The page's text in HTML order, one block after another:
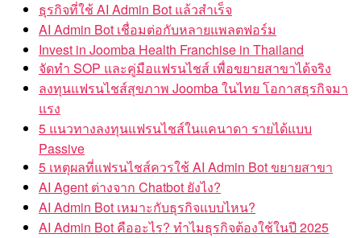
ธุรกิจที่ใช้ AI Admin Bot แล้วสำเร็จ
AI Admin Bot เชื่อมต่อกับหลายแพลตฟอร์ม
Invest in Joomba Health Franchise in Thailand
จัดทำ SOP และคู่มือแฟรนไชส์ เพื่อขยายสาขาได้จริง
ลงทุนแฟรนไชส์สุขภาพ Joomba ในไทย โอกาสธุรกิจมา
แรง
5 แนวทางลงทุนแฟรนไชส์ในแคนาดา รายได้แบบ
Passive
5 เหตุผลที่แฟรนไชส์ควรใช้ AI Admin Bot ขยายสาขา
AI Agent ต่างจาก Chatbot ยังไง?
AI Admin Bot เหมาะกับธุรกิจแบบไหน?
AI Admin Bot คืออะไร? ทำไมธุรกิจต้องใช้ในปี 2025